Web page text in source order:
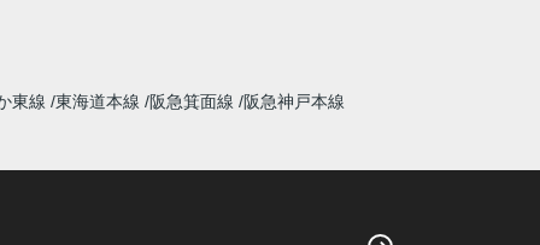
東線 東海道本線 阪急箕面線
阪急神戸本線